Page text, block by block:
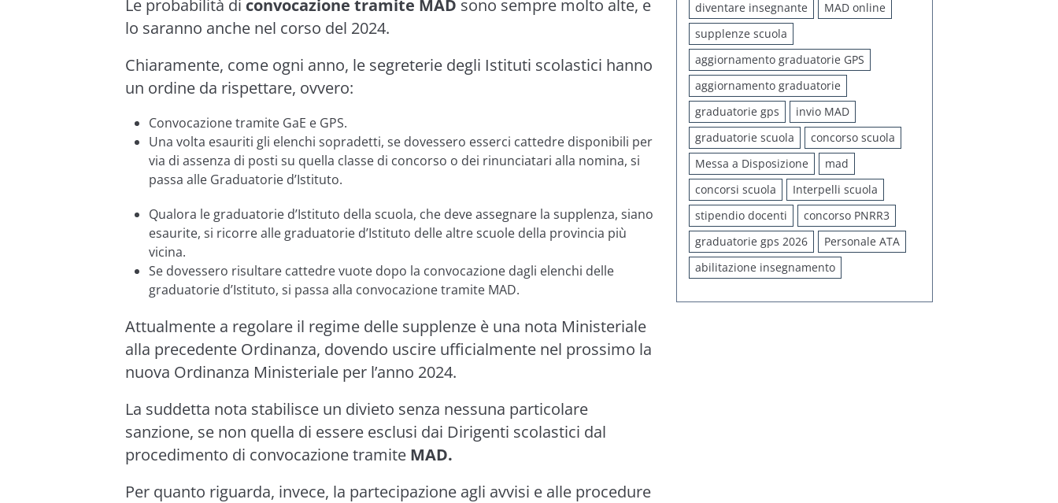
Le probabilità di convocazione tramite MAD sono sempre molto alte, e
lo saranno anche nel corso del 2024.
Chiaramente, come ogni anno, le segreterie degli Istituti scolastici hanno
un ordine da rispettare, ovvero:
Convocazione tramite GaE e GPS.
Una volta esauriti gli elenchi sopradetti, se dovessero esserci cattedre disponibili per
via di assenza di posti su quella classe di concorso o dei rinunciatari alla nomina, si
passa alle Graduatorie d’Istituto.
Qualora le graduatorie d’Istituto della scuola, che deve assegnare la supplenza, siano
esaurite, si ricorre alle graduatorie d’Istituto delle altre scuole della provincia più
vicina.
Se dovessero risultare cattedre vuote dopo la convocazione dagli elenchi delle
graduatorie d’Istituto, si passa alla convocazione tramite MAD.
Attualmente a regolare il regime delle supplenze è una nota Ministeriale
alla precedente Ordinanza, dovendo uscire ufficialmente nel prossimo la
nuova Ordinanza Ministeriale per l’anno 2024.
La suddetta nota stabilisce un divieto senza nessuna particolare
sanzione, se non quella di essere esclusi dai Dirigenti scolastici dal
procedimento di convocazione tramite MAD.
Per quanto riguarda, invece, la partecipazione agli avvisi e alle procedure
diventare insegnante
MAD online
supplenze scuola
aggiornamento graduatorie GPS
aggiornamento graduatorie
graduatorie gps
invio MAD
graduatorie scuola
concorso scuola
Messa a Disposizione
mad
concorsi scuola
Interpelli scuola
stipendio docenti
concorso PNRR3
graduatorie gps 2026
Personale ATA
abilitazione insegnamento